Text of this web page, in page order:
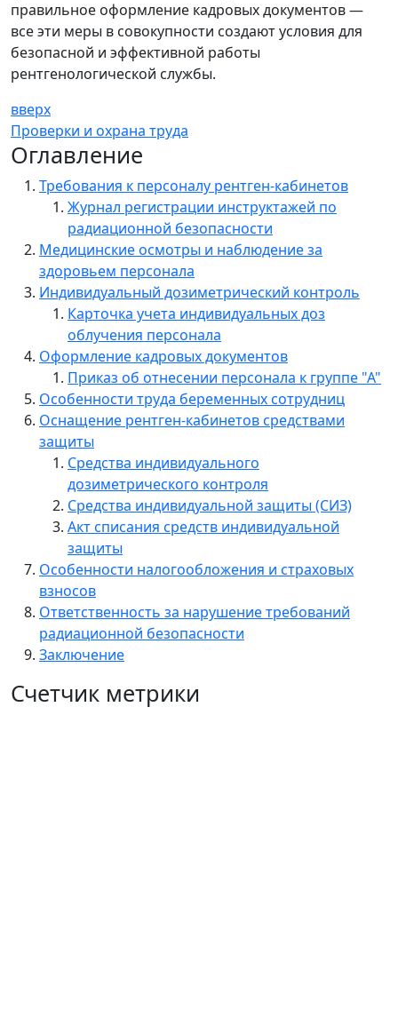
правильное оформление кадровых документов —
все эти меры в совокупности создают условия для
безопасной и эффективной работы
рентгенологической службы.
вверх
Проверки и охрана труда
Оглавление
Требования к персоналу рентген-кабинетов
Журнал регистрации инструктажей по
радиационной безопасности
Медицинские осмотры и наблюдение за
здоровьем персонала
Индивидуальный дозиметрический контроль
Карточка учета индивидуальных доз
облучения персонала
Оформление кадровых документов
Приказ об отнесении персонала к группе "А"
Особенности труда беременных сотрудниц
Оснащение рентген-кабинетов средствами
защиты
Средства индивидуального
дозиметрического контроля
Средства индивидуальной защиты (СИЗ)
Акт списания средств индивидуальной
защиты
Особенности налогообложения и страховых
взносов
Ответственность за нарушение требований
радиационной безопасности
Заключение
Счетчик метрики